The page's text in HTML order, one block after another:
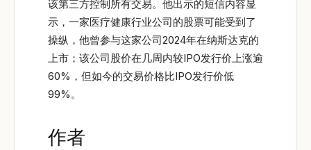
该第三方控制所有交易。他出示的短信内容显
示，一家医疗健康行业公司的股票可能受到了
操纵，他曾参与这家公司2024年在纳斯达克的
上市；该公司股价在几周内较IPO发行价上涨逾
60%，但如今的交易价格比IPO发行价低
99%。
作者